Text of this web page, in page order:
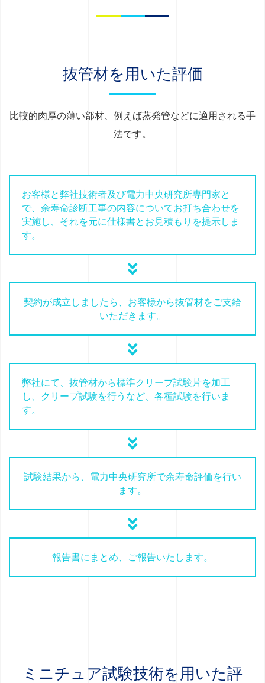
抜管材を用いた評価
比較的肉厚の薄い部材、例えば蒸発管などに適用される手
法です。
お客様と弊社技術者及び電力中央研究所専門家と
で、余寿命診断工事の内容についてお打ち合わせを
実施し、それを元に仕様書とお見積もりを提示しま
す。
契約が成立しましたら、お客様から抜管材をご支給
いただきます。
弊社にて、抜管材から標準クリープ試験片を加工
し、クリープ試験を行うなど、各種試験を行いま
す。
試験結果から、電力中央研究所で余寿命評価を行い
ます。
報告書にまとめ、ご報告いたします。
ミニチュア試験技術を用いた評